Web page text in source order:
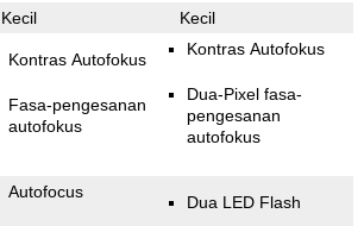
Kecil Kecil
Kontras Autofokus
Fasa-pengesanan
autofokus
Kontras Autofokus
Dua-Pixel fasa-
pengesanan
autofokus
Autofocus
Dua LED Flash